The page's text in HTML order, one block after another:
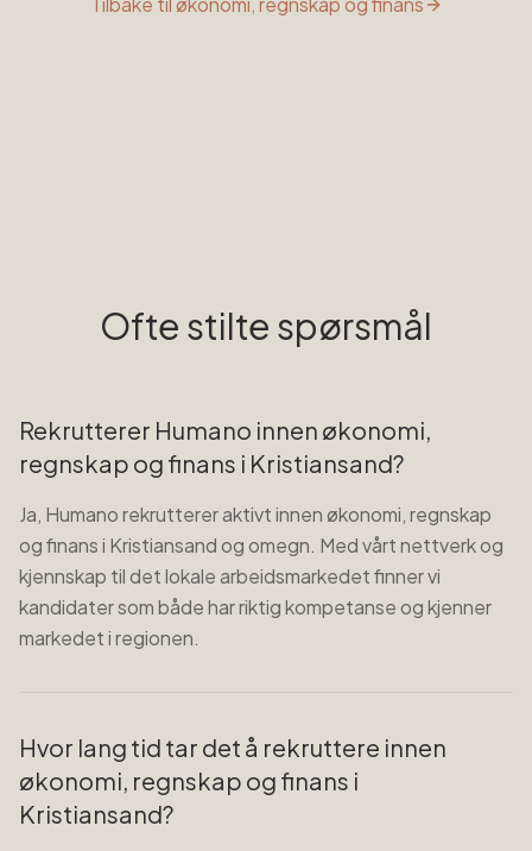
Ofte stilte spørsmål
Rekrutterer Humano innen økonomi,
regnskap og finans i Kristiansand?
Ja, Humano rekrutterer aktivt innen økonomi, regnskap
og finans i Kristiansand og omegn. Med vårt nettverk og
kjennskap til det lokale arbeidsmarkedet finner vi
kandidater som både har riktig kompetanse og kjenner
markedet i regionen.
Hvor lang tid tar det å rekruttere innen
økonomi, regnskap og finans i
Kristiansand?